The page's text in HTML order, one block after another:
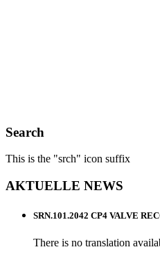
Search
This is the "srch" icon suffix
AKTUELLE NEWS
SRN.101.2042 CP4 VALVE
There is no translation